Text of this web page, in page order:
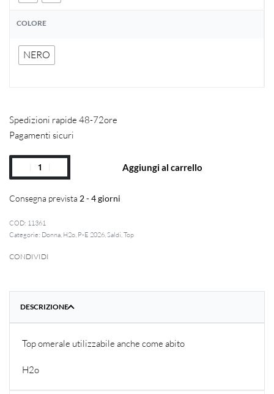
COLORE
NERO
Spedizioni rapide 48-72ore
Pagamenti sicuri
Aggiungi al carrello
Consegna prevista 2 - 4 giorni
11361
Categorie: Donna H2o P-E 2026 Saldi Top
CONDIVIDI
DESCRIZIONE
Top omerale utilizzabile anche come abito
H2o